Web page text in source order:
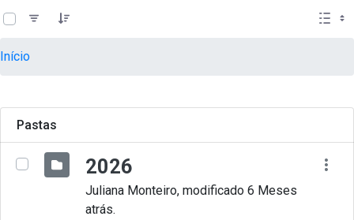
Pular para o Conteúdo principal
teste descricao
Início
Pastas
2026
Juliana Monteiro, modificado 6 Meses
atrás.